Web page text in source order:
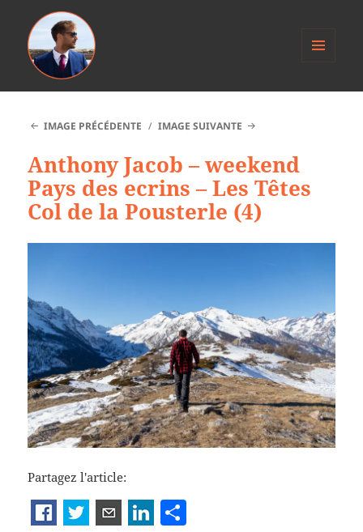
WIDGETS
IMAGE PRÉCÉDENTE IMAGE SUIVANTE
Anthony Jacob – weekend
Pays des ecrins – Les Têtes
Col de la Pousterle (4)
Partagez l'article: